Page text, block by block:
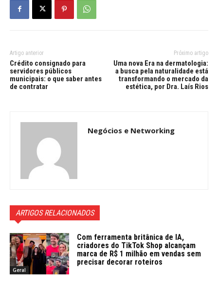
Artigo anterior
Crédito consignado para
servidores públicos
municipais: o que saber antes
de contratar
Próximo artigo
Uma nova Era na dermatologia:
a busca pela naturalidade está
transformando o mercado da
estética, por Dra. Laís Rios
Negócios e Networking
ARTIGOS RELACIONADOS
Geral
Com ferramenta britânica de IA,
criadores do TikTok Shop alcançam
marca de R$ 1 milhão em vendas sem
precisar decorar roteiros